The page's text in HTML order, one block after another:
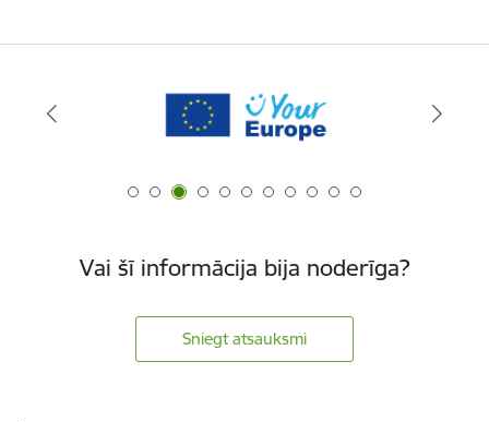
Vai šī informācija bija noderīga?
Sniegt atsauksmi